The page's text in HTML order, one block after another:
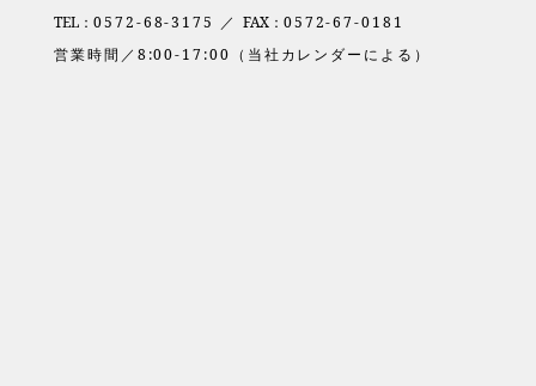
TEL： 0572-68-3175 ／ FAX： 0572-67-0181
営業時間／8:00-17:00（当社カレンダーによる）